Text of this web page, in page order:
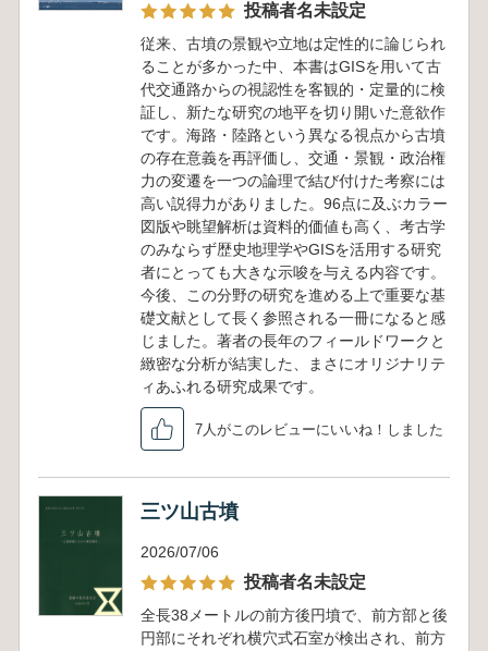
投稿者名未設定
従来、古墳の景観や立地は定性的に論じられ
ることが多かった中、本書はGISを用いて古
代交通路からの視認性を客観的・定量的に検
証し、新たな研究の地平を切り開いた意欲作
です。海路・陸路という異なる視点から古墳
の存在意義を再評価し、交通・景観・政治権
力の変遷を一つの論理で結び付けた考察には
高い説得力がありました。96点に及ぶカラー
図版や眺望解析は資料的価値も高く、考古学
のみならず歴史地理学やGISを活用する研究
者にとっても大きな示唆を与える内容です。
今後、この分野の研究を進める上で重要な基
礎文献として長く参照される一冊になると感
じました。著者の長年のフィールドワークと
緻密な分析が結実した、まさにオリジナリテ
ィあふれる研究成果です。
7人がこのレビューにいいね！しました
三ツ山古墳
2026/07/06
投稿者名未設定
全長38メートルの前方後円墳で、前方部と後
円部にそれぞれ横穴式石室が検出され、前方